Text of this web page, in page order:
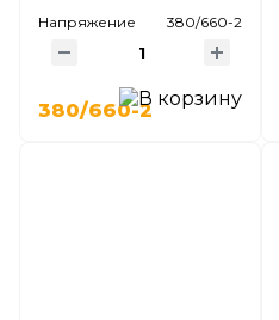
380/660-2
Напряжение 380/660-2